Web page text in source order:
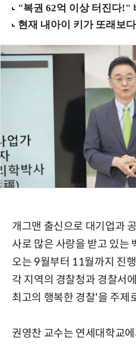
개그맨 출신으로 대기업과
사로 많은 사랑을 받고 있는
오는 9월부터 11월까지 진
각 지역의 경찰청과 경찰서
최고의 행복한 경찰'을 주제
권영찬 교수는 연세대학교